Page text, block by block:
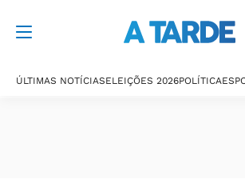
ÚLTIMAS NOTÍCIASELEIÇÕES 2026POLÍTICA